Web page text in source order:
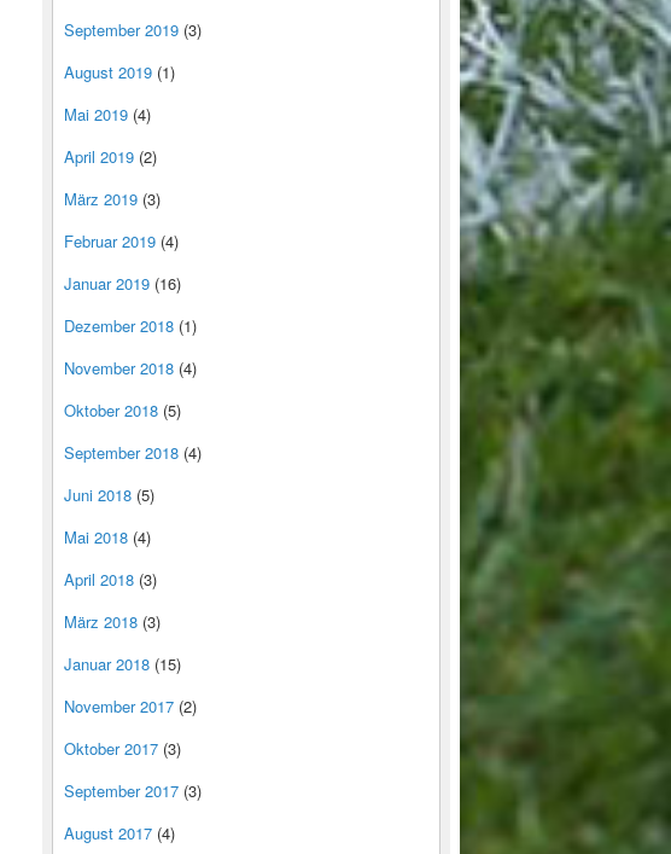
September 2019 (3)
August 2019 (1)
Mai 2019 (4)
April 2019 (2)
März 2019 (3)
Februar 2019 (4)
Januar 2019 (16)
Dezember 2018 (1)
November 2018 (4)
Oktober 2018 (5)
September 2018 (4)
Juni 2018 (5)
Mai 2018 (4)
April 2018 (3)
März 2018 (3)
Januar 2018 (15)
November 2017 (2)
Oktober 2017 (3)
September 2017 (3)
August 2017 (4)